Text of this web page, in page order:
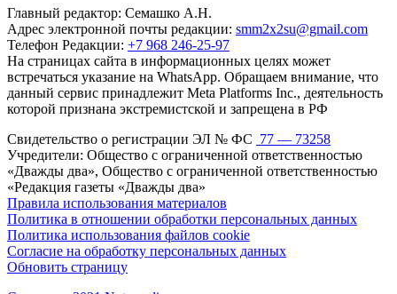
Главный редактор: Семашко А.Н.
Адрес электронной почты редакции: smm2x2su@gmail.com
Телефон Редакции: +7 968 246-25-97
На страницах сайта в информационных целях может
встречаться указание на WhatsApp. Обращаем внимание, что
данный сервис принадлежит Meta Platforms Inc., деятельность
которой признана экстремистской и запрещена в РФ
Свидетельство о регистрации ЭЛ № ФС 77 — 73258
Учредители: Общество с ограниченной ответственностью
«Дважды два», Общество с ограниченной ответственностью
«Редакция газеты «Дважды два»
Правила использования материалов
Политика в отношении обработки персональных данных
Политика использования файлов cookie
Согласие на обработку персональных данных
Обновить страницу